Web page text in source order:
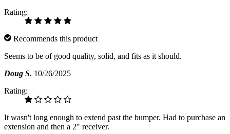
Rating:
Recommends this product
Seems to be of good quality, solid, and fits as it should.
Doug S. 10/26/2025
Rating:
It wasn't long enough to extend past the bumper. Had to purchase an
extension and then a 2" receiver.